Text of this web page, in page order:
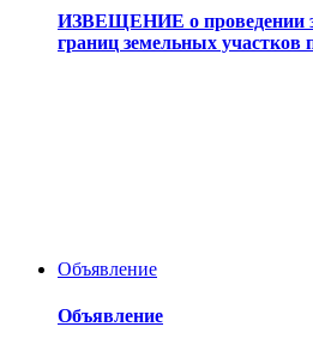
ИЗВЕЩЕНИЕ о проведении
границ земельных
Объявление
Объявление